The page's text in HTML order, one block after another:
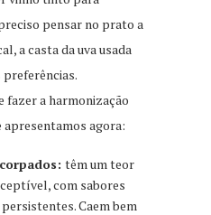
pensar no prato a
a casta da uva usada
preferências.
fazer a harmonização
apresentamos agora:
têm um teor
com sabores
Caem bem